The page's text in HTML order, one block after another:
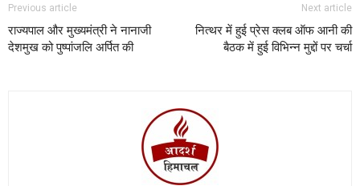
Previous article
राज्यपाल और मुख्यमंत्री ने नानाजी
देशमुख को पुष्पांजलि अर्पित की
Next article
नित्थर में हुई प्रेस क्लब ऑफ आनी की
बैठक में हुई विभिन्न मुद्दों पर चर्चा